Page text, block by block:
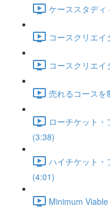
ケーススタデ
コースクリエ
コースクリエ
売れるコースを
ローチケット・
(3:38)
ハイチケット・
(4:01)
Minimum